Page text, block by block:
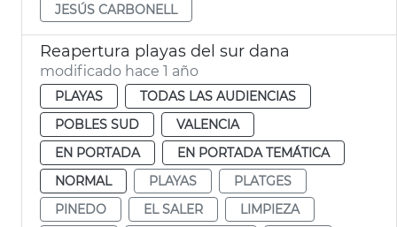
JESÚS CARBONELL
Reapertura playas del sur dana
modificado hace 1 año
PLAYAS
TODAS LAS AUDIENCIAS
POBLES SUD
VALENCIA
EN PORTADA
EN PORTADA TEMÁTICA
NORMAL
PLAYAS
PLATGES
PINEDO
EL SALER
LIMPIEZA